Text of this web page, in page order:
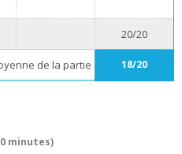
20/20
de la partie 18/20
minutes)